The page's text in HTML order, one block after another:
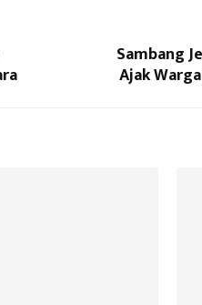
Sambang
Ajak